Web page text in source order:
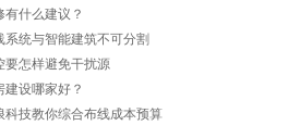
有什么建议？
系统与智能建筑不可分割
要怎样避免干扰源
建设哪家好？
科技教你综合布线成本预算